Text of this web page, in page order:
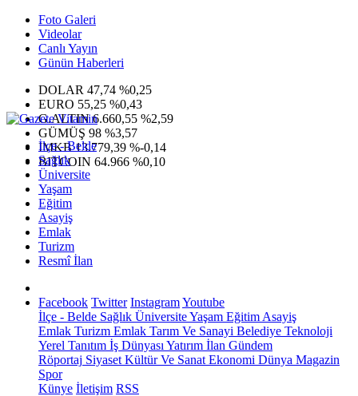
Foto Galeri
Videolar
Canlı Yayın
Günün Haberleri
DOLAR 47,74 %0,25
EURO 55,25 %0,43
G.ALTIN6.660,55 %2,59
GÜMÜŞ 98 %3,57
IMKB13.779,39 %-0,14
BITCOIN 64.966 %0,10
İlçe - Belde
Sağlık
Üniversite
Yaşam
Eğitim
Asayiş
Emlak
Turizm
Resmî İlan
Facebook Twitter InstagramYoutube
İlçe - Belde Sağlık ÜniversiteYaşam Eğitim Asayiş
Emlak Turizm Emlak Tarım Ve Sanayi Belediye Teknoloji
Yerel Tanıtım İş Dünyası Yatırım İlan Gündem
Röportaj Siyaset Kültür Ve Sanat Ekonomi Dünya Magazin
Spor
Künye İletişim RSS